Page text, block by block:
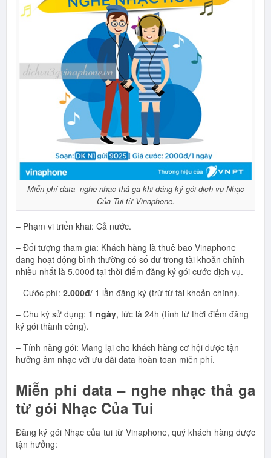
Miễn phí data -nghe nhạc thả ga khi đăng ký gói dịch vụ Nhạc
Của Tui từ Vinaphone.
– Phạm vi triển khai: Cả nước.
– Đối tượng tham gia: Khách hàng là thuê bao Vinaphone
đang hoạt động bình thường có số dư trong tài khoản chính
nhiều nhất là 5.000đ tại thời điểm đăng ký gói cước dịch vụ.
– Cước phí: 2.000đ/ 1 lần đăng ký (trừ từ tài khoản chính).
– Chu kỳ sử dụng: 1 ngày, tức là 24h (tính từ thời điểm đăng
ký gói thành công).
– Tính năng gói: Mang lại cho khách hàng cơ hội được tận
hưởng âm nhạc với ưu đãi data hoàn toan miễn phí.
Miễn phí data – nghe nhạc thả ga
từ gói Nhạc Của Tui
Đăng ký gói Nhạc của tui từ Vinaphone, quý khách hàng được
tận hưởng: